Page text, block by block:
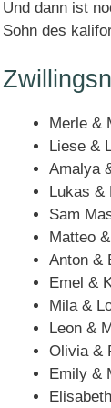
Und dann ist
Sohn des
Merle &
Liese &
Amalya
Lukas &
Sam
Matteo
Anton &
Emel &
Mila &
Leon &
Olivia &
Emily &